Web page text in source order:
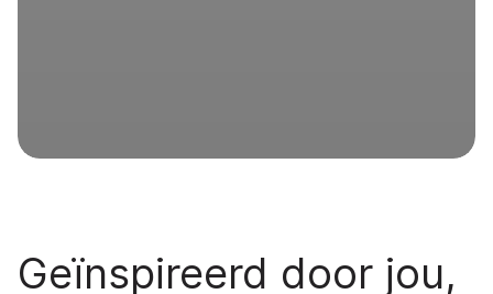
Geïnspireerd door jou,